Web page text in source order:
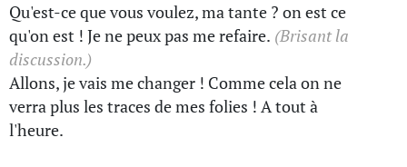
Qu'est-ce que vous voulez, ma tante ? on est ce
qu'on est ! Je ne peux pas me refaire. (Brisant la
discussion.)
Allons, je vais me changer ! Comme cela on ne
verra plus les traces de mes folies ! A tout à
l'heure.